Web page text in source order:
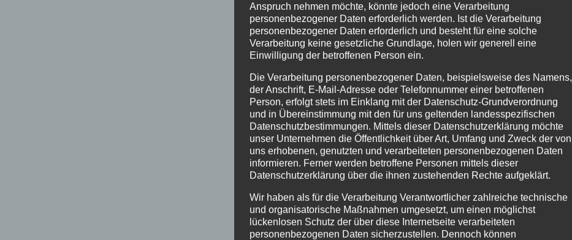
Anspruch nehmen möchte, könnte jedoch eine Verarbeitung
personenbezogener Daten erforderlich werden. Ist die Verarbeitung
personenbezogener Daten erforderlich und besteht für eine solche
Verarbeitung keine gesetzliche Grundlage, holen wir generell eine
Einwilligung der betroffenen Person ein.
Die Verarbeitung personenbezogener Daten, beispielsweise des Namens,
der Anschrift, E-Mail-Adresse oder Telefonnummer einer betroffenen
Person, erfolgt stets im Einklang mit der Datenschutz-Grundverordnung
und in Übereinstimmung mit den für uns geltenden landesspezifischen
Datenschutzbestimmungen. Mittels dieser Datenschutzerklärung möchte
unser Unternehmen die Öffentlichkeit über Art, Umfang und Zweck der von
uns erhobenen, genutzten und verarbeiteten personenbezogenen Daten
informieren. Ferner werden betroffene Personen mittels dieser
Datenschutzerklärung über die ihnen zustehenden Rechte aufgeklärt.
Wir haben als für die Verarbeitung Verantwortlicher zahlreiche technische
und organisatorische Maßnahmen umgesetzt, um einen möglichst
lückenlosen Schutz der über diese Internetseite verarbeiteten
personenbezogenen Daten sicherzustellen. Dennoch können